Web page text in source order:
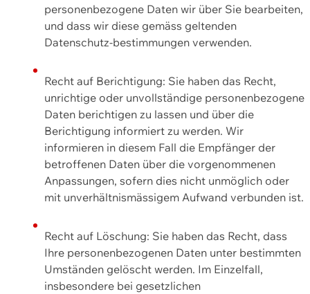
personenbezogene Daten wir über Sie bearbeiten,
und dass wir diese gemäss geltenden
Datenschutz-bestimmungen verwenden.
Recht auf Berichtigung: Sie haben das Recht,
unrichtige oder unvollständige personenbezogene
Daten berichtigen zu lassen und über die
Berichtigung informiert zu werden. Wir
informieren in diesem Fall die Empfänger der
betroffenen Daten über die vorgenommenen
Anpassungen, sofern dies nicht unmöglich oder
mit unverhältnismässigem Aufwand verbunden ist.
Recht auf Löschung: Sie haben das Recht, dass
Ihre personenbezogenen Daten unter bestimmten
Umständen gelöscht werden. Im Einzelfall,
insbesondere bei gesetzlichen